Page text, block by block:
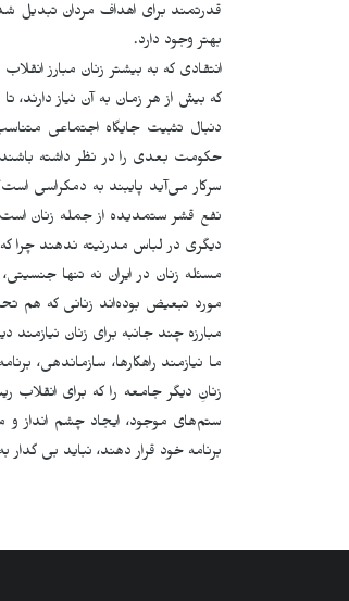
قدرتمند برای اهداف مردان تبدیل
بهتر وجود دارد.
انتقادی که به بیشتر زنان مبارز
که بیش از هر زمان به آن نیاز دارند،
دنبال تثبیت جایگاه اجتماعی
حکومت بعدی را در نظر داشته
سرکار می‌آید پایبند به دمکراسی
نفع قشر ستمدیده از جمله زنان
دیگری در لباس مدرنیته ندهند چرا
مسئله زنان در ایران نه تنها
مورد تبعیض بوده‌اند زنانی کە هم
مبارزه چند جانبه برای زنان
ما نیازمند راهکارها، سازماندهی،
زنانِ دیگر جامعه را که برای
ستم‌های موجود، ایجاد چشم انداز
برنامه خود قرار دهند، نباید بی